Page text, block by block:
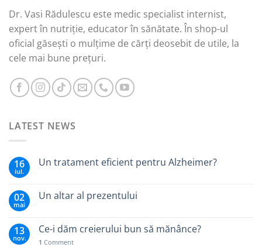
Dr. Vasi Rădulescu este medic specialist internist,
expert în nutriție, educator în sănătate. În shop-ul
oficial găsești o mulțime de cărți deosebit de utile, la
cele mai bune prețuri.
LATEST NEWS
16
iul.
Un tratament eficient pentru Alzheimer?
02
mai
Un altar al prezentului
13
nov.
Ce-i dăm creierului bun să mănânce?
1 Comment